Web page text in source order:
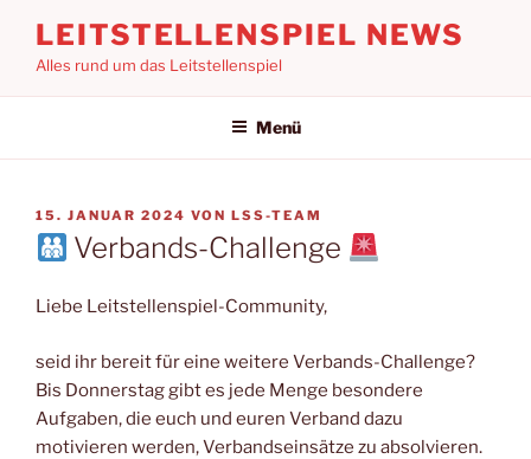
Inhalt
springen
LEITSTELLENSPIEL NEWS
Alles rund um das Leitstellenspiel
Menü
VERÖFFENTLICHT
AM
15. JANUAR 2024 VON LSS-TEAM
Verbands-Challenge
Liebe Leitstellenspiel-Community,
seid ihr bereit für eine weitere Verbands-Challenge?
Bis Donnerstag gibt es jede Menge besondere
Aufgaben, die euch und euren Verband dazu
motivieren werden, Verbandseinsätze zu absolvieren.